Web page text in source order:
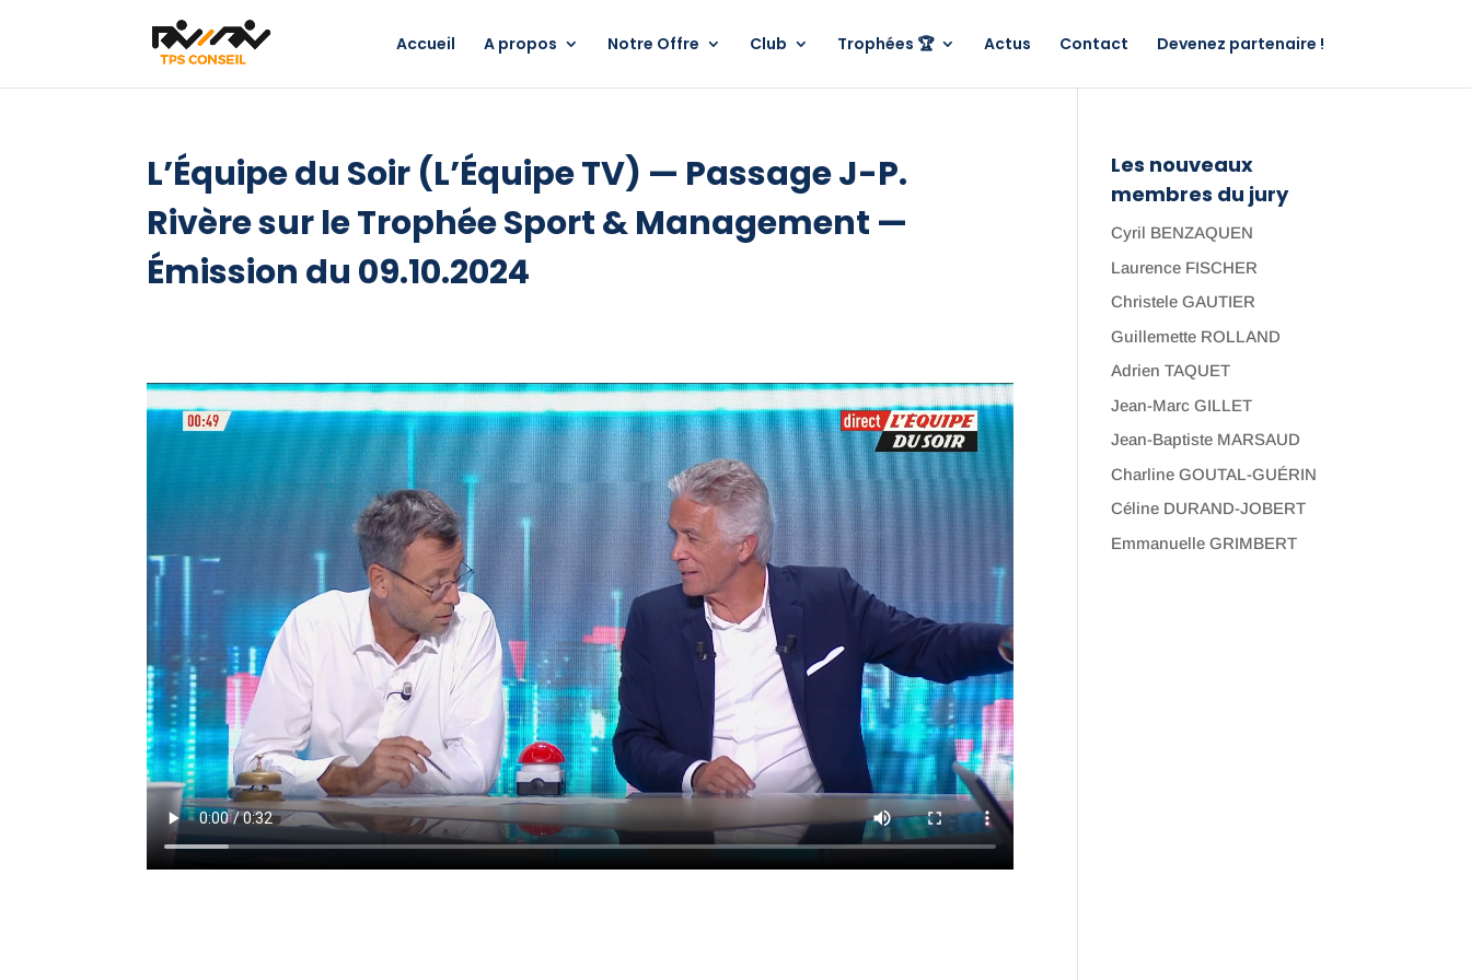
Accueil A propos Notre Offre Club Trophées 🏆 Actus Contact Devenez partenaire !
L’Équipe du Soir (L’Équipe TV) — Passage J-P.
Rivère sur le Trophée Sport & Management —
Émission du 09.10.2024
Les nouveaux
membres du jury
Cyril BENZAQUEN
Laurence FISCHER
Christele GAUTIER
Guillemette ROLLAND
Adrien TAQUET
Jean-Marc GILLET
Jean-Baptiste MARSAUD
Charline GOUTAL-GUÉRIN
Céline DURAND-JOBERT
Emmanuelle GRIMBERT